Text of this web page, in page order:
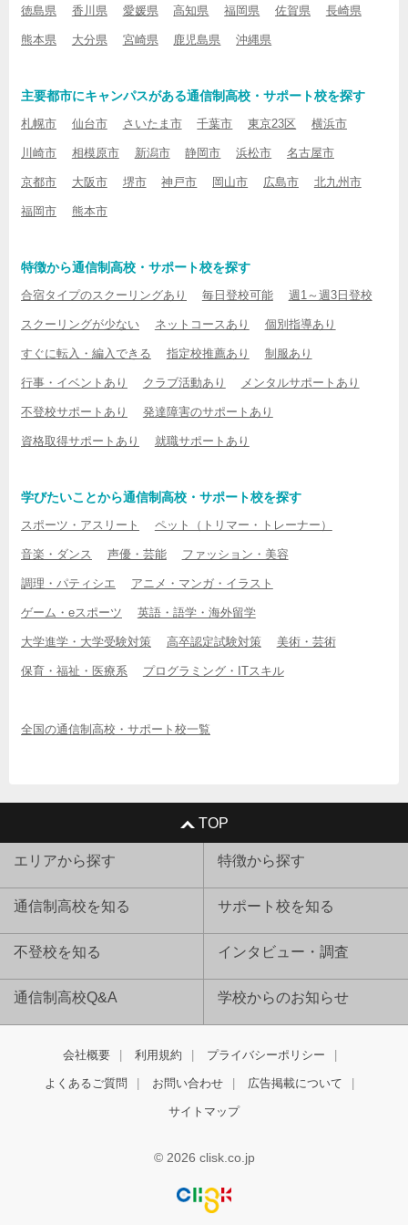
徳島県 香川県 愛媛県 高知県 福岡県 佐賀県 長崎県
熊本県 大分県 宮崎県 鹿児島県 沖縄県
主要都市にキャンパスがある通信制高校・サポート校を探す
札幌市 仙台市 さいたま市 千葉市 東京23区 横浜市
川崎市 相模原市 新潟市 静岡市 浜松市 名古屋市
京都市 大阪市 堺市 神戸市 岡山市 広島市 北九州市
福岡市 熊本市
特徴から通信制高校・サポート校を探す
合宿タイプのスクーリングあり 毎日登校可能 週1～週3日登校
スクーリングが少ない ネットコースあり 個別指導あり
すぐに転入・編入できる 指定校推薦あり 制服あり
行事・イベントあり クラブ活動あり メンタルサポートあり
不登校サポートあり 発達障害のサポートあり
資格取得サポートあり 就職サポートあり
学びたいことから通信制高校・サポート校を探す
スポーツ・アスリート ペット（トリマー・トレーナー）
音楽・ダンス 声優・芸能 ファッション・美容
調理・パティシエ アニメ・マンガ・イラスト
ゲーム・eスポーツ 英語・語学・海外留学
大学進学・大学受験対策 高卒認定試験対策 美術・芸術
保育・福祉・医療系 プログラミング・ITスキル
全国の通信制高校・サポート校一覧
TOP
エリアから探す 特徴から探す
通信制高校を知る サポート校を知る
不登校を知る インタビュー・調査
通信制高校Q&A 学校からのお知らせ
会社概要 利用規約 プライバシーポリシー
よくあるご質問 お問い合わせ 広告掲載について
サイトマップ
© 2026 clisk.co.jp